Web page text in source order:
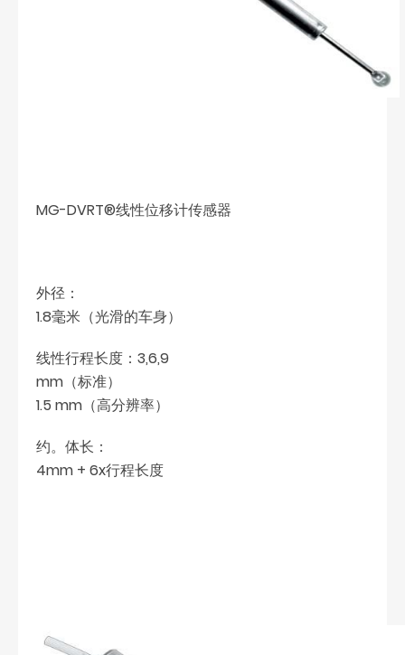
MG-DVRT®线性位移计传感器
外径：
1.8毫米（光滑的车身）
线性行程长度：3,6,9
mm（标准）
1.5 mm（高分辨率）
约。体长：
4mm + 6x行程长度